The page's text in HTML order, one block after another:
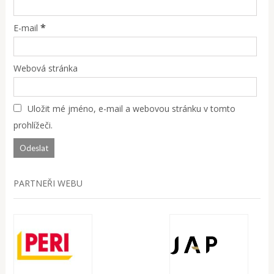
E-mail *
Webová stránka
Uložit mé jméno, e-mail a webovou stránku v tomto
prohlížeči.
PARTNEŘI WEBU